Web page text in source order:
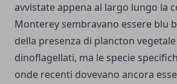
avvistate appena al largo lungo la
Monterey sembravano essere blu
della presenza di plancton
dinoflagellati, ma le specie
onde recenti dovevano ancora